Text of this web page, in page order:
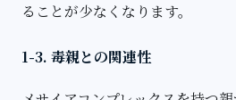
ることが少なくなります。
1-3. 毒親との関連性